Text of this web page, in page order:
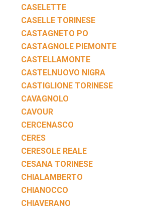
CASELETTE
CASELLE TORINESE
CASTAGNETO PO
CASTAGNOLE PIEMONTE
CASTELLAMONTE
CASTELNUOVO NIGRA
CASTIGLIONE TORINESE
CAVAGNOLO
CAVOUR
CERCENASCO
CERES
CERESOLE REALE
CESANA TORINESE
CHIALAMBERTO
CHIANOCCO
CHIAVERANO